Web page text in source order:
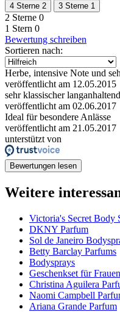
4 Sterne 2 3 Sterne 1
2 Sterne 0
1 Stern 0
Bewertung schreiben
Sortieren nach:
Herbe, intensive Note und
veröffentlicht am 12.05.2015
sehr klassischer
veröffentlicht am 02.06.2017
Ideal für besondere Anlässe
veröffentlicht am 21.05.2017
unterstützt von
Bewertungen lesen
Weitere
Victoria's Secret Body
DKNY Parfum
Sol de Janeiro
Betty Barclay Parfums
Bodysprays
Geschenkset für Frauen
Christina Aguilera
Naomi Campbell
Ariana Grande Parfum